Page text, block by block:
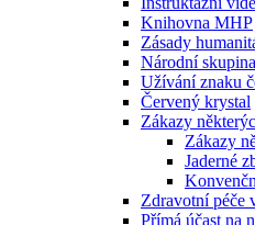
Knihovna MHP
Zásady
Národní
Užívání znaku
Červený krystal
Zákazy
Zákazy
Jaderné
Zdravotní péče
Přímá účast na